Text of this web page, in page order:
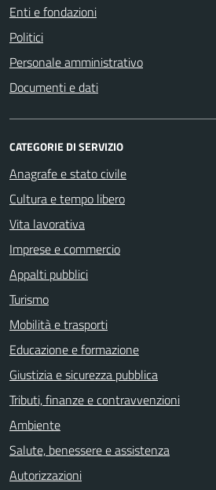
Enti e fondazioni
Politici
Personale amministrativo
Documenti e dati
CATEGORIE DI SERVIZIO
Anagrafe e stato civile
Cultura e tempo libero
Vita lavorativa
Imprese e commercio
Appalti pubblici
Turismo
Mobilità e trasporti
Educazione e formazione
Giustizia e sicurezza pubblica
Tributi, finanze e contravvenzioni
Ambiente
Salute, benessere e assistenza
Autorizzazioni